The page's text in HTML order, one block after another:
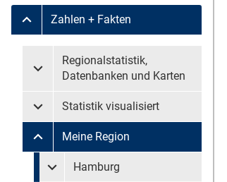
Untermenü Zahlen + Fakten
Zahlen + Fakten
Untermenü überspringen
Untermenü Regionalstatistik,
Regionalstatistik,
Datenbanken und Karten
Untermenü Statistik visualisiert
Statistik visualisiert
Untermenü Meine Region
Meine Region
Untermenü überspringen
Untermenü Meine Region Hamburg
Hamburg